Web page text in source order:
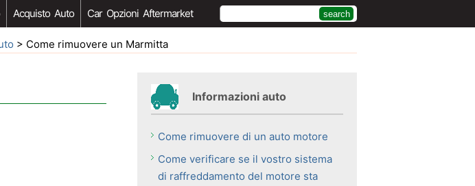
Acquisto Auto Car Opzioni Aftermarket
> Come rimuovere un Marmitta
Informazioni auto
Come rimuovere di un auto motore
Come verificare se il vostro sistema
di raffreddamento del motore sta